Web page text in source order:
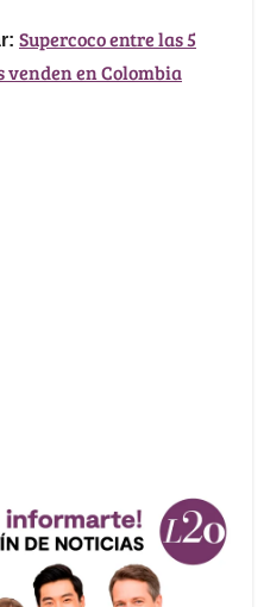
Supercoco entre las 5
venden en Colombia